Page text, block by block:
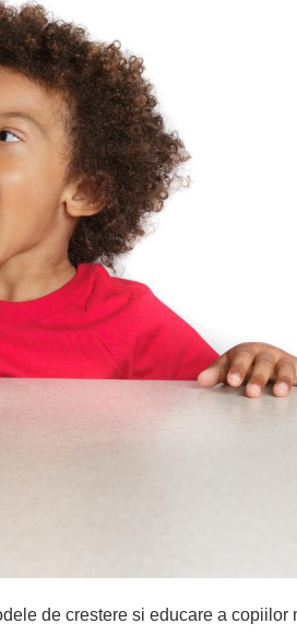
de crestere si educare a copiilor